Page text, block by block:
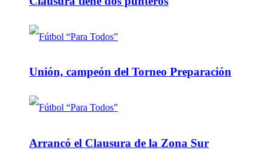
Unión, campeón del Torneo Preparación
Arrancó el Clausura de la Zona Sur